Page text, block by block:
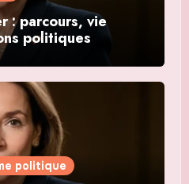
: parcours, vie
politiques
politique